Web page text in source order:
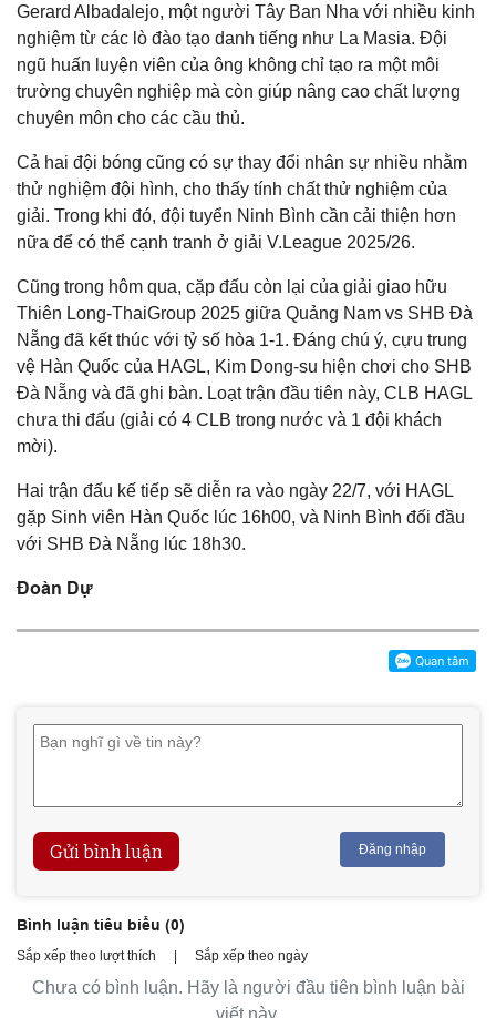
Gerard Albadalejo, một người Tây Ban Nha với nhiều kinh
nghiệm từ các lò đào tạo danh tiếng như La Masia. Đội
ngũ huấn luyện viên của ông không chỉ tạo ra một môi
trường chuyên nghiệp mà còn giúp nâng cao chất lượng
chuyên môn cho các cầu thủ.
Cả hai đội bóng cũng có sự thay đổi nhân sự nhiều nhằm
thử nghiệm đội hình, cho thấy tính chất thử nghiệm của
giải. Trong khi đó, đội tuyển Ninh Bình cần cải thiện hơn
nữa để có thể cạnh tranh ở giải V.League 2025/26.
Cũng trong hôm qua, cặp đấu còn lại của giải giao hữu
Thiên Long-ThaiGroup 2025 giữa Quảng Nam vs SHB Đà
Nẵng đã kết thúc với tỷ số hòa 1-1. Đáng chú ý, cựu trung
vệ Hàn Quốc của HAGL, Kim Dong-su hiện chơi cho SHB
Đà Nẵng và đã ghi bàn. Loạt trận đầu tiên này, CLB HAGL
chưa thi đấu (giải có 4 CLB trong nước và 1 đội khách
mời).
Hai trận đấu kế tiếp sẽ diễn ra vào ngày 22/7, với HAGL
gặp Sinh viên Hàn Quốc lúc 16h00, và Ninh Bình đối đầu
với SHB Đà Nẵng lúc 18h30.
Đoàn Dự
Gửi bình luận Đăng nhập
Bình luận tiêu biểu (0)
Sắp xếp theo lượt thích Sắp xếp theo ngày
Chưa có bình luận. Hãy là người đầu tiên bình luận bài
viết này.